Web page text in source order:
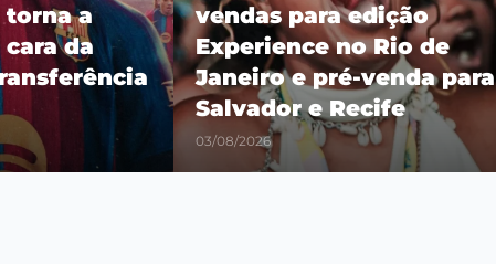
torna a
da
vendas para edição
Experience no Rio de
Janeiro e pré-venda para
Salvador e Recife
03/08/2026